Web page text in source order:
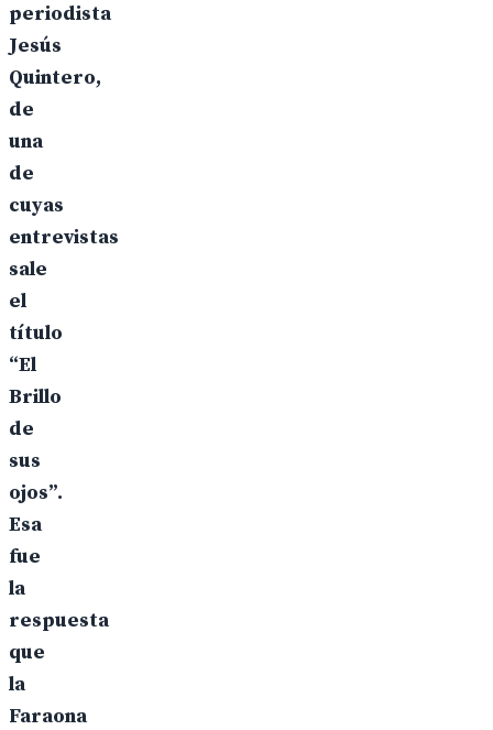
periodista
Jesús
Quintero,
de
una
de
cuyas
entrevistas
sale
el
título
“El
Brillo
de
sus
ojos”.
Esa
fue
la
respuesta
que
la
Faraona